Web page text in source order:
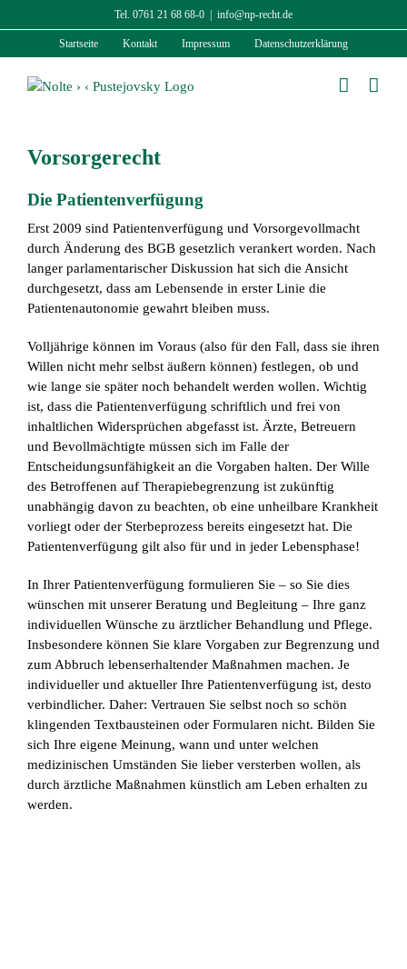
Inhalt
Tel. 0761 21 68 68-0 info@np-recht.de
Startseite Kontakt Impressum Datenschutzerklärung
Vorsorgerecht
Die Patientenverfügung
Erst 2009 sind Patientenverfügung und Vorsorgevollmacht
durch Änderung des BGB gesetzlich verankert worden. Nach
langer parlamentarischer Diskussion hat sich die Ansicht
durchgesetzt, dass am Lebensende in erster Linie die
Patientenautonomie gewahrt bleiben muss.
Volljährige können im Voraus (also für den Fall, dass sie ihren
Willen nicht mehr selbst äußern können) festlegen, ob und
wie lange sie später noch behandelt werden wollen. Wichtig
ist, dass die Patientenverfügung schriftlich und frei von
inhaltlichen Widersprüchen abgefasst ist. Ärzte, Betreuern
und Bevollmächtigte müssen sich im Falle der
Entscheidungsunfähigkeit an die Vorgaben halten. Der Wille
des Betroffenen auf Therapiebegrenzung ist zukünftig
unabhängig davon zu beachten, ob eine unheilbare Krankheit
vorliegt oder der Sterbeprozess bereits eingesetzt hat. Die
Patientenverfügung gilt also für und in jeder Lebensphase!
In Ihrer Patientenverfügung formulieren Sie – so Sie dies
wünschen mit unserer Beratung und Begleitung – Ihre ganz
individuellen Wünsche zu ärztlicher Behandlung und Pflege.
Insbesondere können Sie klare Vorgaben zur Begrenzung und
zum Abbruch lebenserhaltender Maßnahmen machen. Je
individueller und aktueller Ihre Patientenverfügung ist, desto
verbindlicher. Daher: Vertrauen Sie selbst noch so schön
klingenden Textbausteinen oder Formularen nicht. Bilden Sie
sich Ihre eigene Meinung, wann und unter welchen
medizinischen Umständen Sie lieber versterben wollen, als
durch ärztliche Maßnahmen künstlich am Leben erhalten zu
werden.